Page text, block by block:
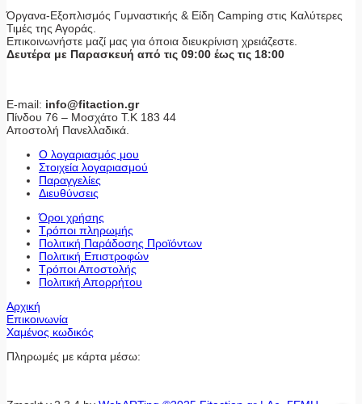
Όργανα-Εξοπλισμός Γυμναστικής & Είδη Camping στις Καλύτερες
Τιμές της Αγοράς.
Επικοινωνήστε μαζί μας για όποια διευκρίνιση χρειάζεστε.
Δευτέρα με Παρασκευή από τις 09:00 έως τις 18:00
E-mail: info@fitaction.gr
Πίνδου 76 – Μοσχάτο Τ.Κ 183 44
Αποστολή Πανελλαδικά.
Ο λογαριασμός μου
Στοιχεία λογαριασμού
Παραγγελίες
Διευθύνσεις
Όροι χρήσης
Τρόποι πληρωμής
Πολιτική Παράδοσης Προϊόντων
Πολιτική Επιστροφών
Τρόποι Αποστολής
Πολιτική Απορρήτου
Αρχική
Επικοινωνία
Χαμένος κωδικός
Πληρωμές με κάρτα μέσω: